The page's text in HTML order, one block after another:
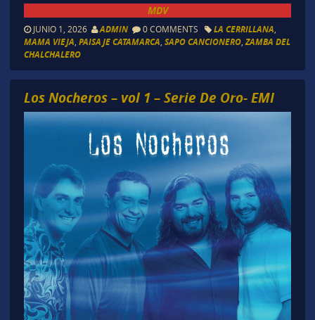
MDV
JUNIO 1, 2026 ADMIN 0 COMMENTS LA CERRILLANA
MAMA VIEJA PAISAJE CATAMARCA SAPO CANCIONERO, ZAMBA DEL
CHALCHALERO
Los Nocheros – vol 1 – Serie De Oro- EMI